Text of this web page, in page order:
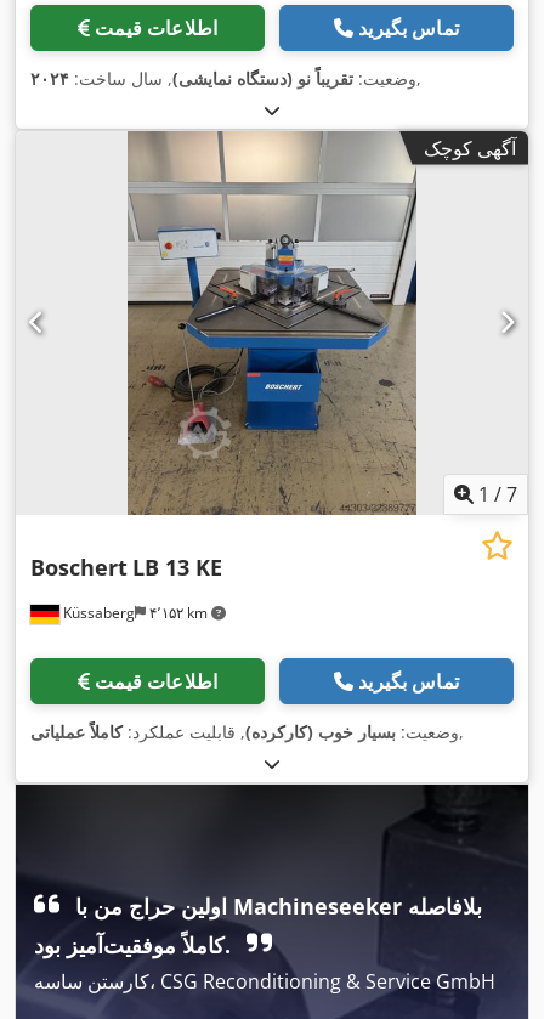
اطلاعات قیمت تماس بگیرید
وضعیت: تقریباً نو (دستگاه نمایشی), سال ساخت: ۲۰۲۴ ,
آگهی کوچک
1 /7
Küssaberg ۴٬۱۵۲ km
Boschert LB 13 KE
اطلاعات قیمت تماس بگیرید
وضعیت: بسیار خوب (کارکرده), قابلیت عملکرد:کاملاً عملیاتی ,
کاملاً موفقیت‌آمیز بود.
کارستن ساسه، CSG Reconditioning & Service GmbH